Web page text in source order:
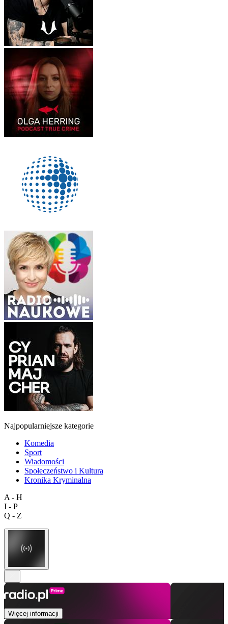
Najpopularniejsze kategorie
Komedia
Sport
Wiadomości
Społeczeństwo i Kultura
Kronika Kryminalna
A - H
I - P
Q - Z
Więcej informacji